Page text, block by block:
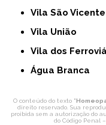
Vila São Vicente
Vila União
Vila dos
Água Branca
O conteúdo do texto "
direito reservado. Sua
proibida sem a autorização do
do Código Penal –